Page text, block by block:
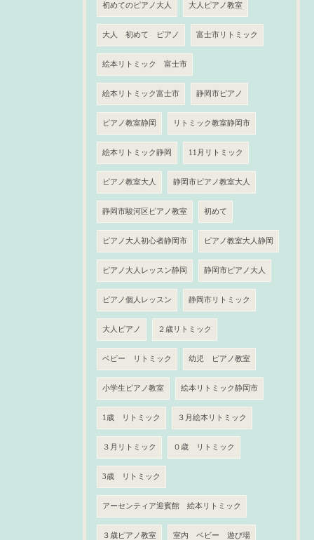
初めてのピアノ大人 大人ピアノ教室
大人 初めて ピアノ 富士市リトミック
絵本リトミック 富士市
絵本リトミック富士市 静岡市ピアノ
ピアノ教室静岡 リトミック教室静岡市
絵本リトミック静岡 11月リトミック
ピアノ教室大人 静岡市ピアノ教室大人
静岡市駿河区ピアノ教室 初めて
ピアノ大人初心者静岡市 ピアノ教室大人静岡
ピアノ大人レッスン静岡 静岡市ピアノ大人
ピアノ個人レッスン 静岡市リトミック
大人ピアノ ２歳リトミック
ベビー リトミック 幼児 ピアノ教室
小学生ピアノ教室 絵本リトミック静岡市
1歳 リトミック ３月絵本リトミック
３月リトミック ０歳 リトミック
3歳 リトミック
アーセンティア迎賓館 絵本リトミック
３歳ピアノ教室 室内 ベビー 遊び場